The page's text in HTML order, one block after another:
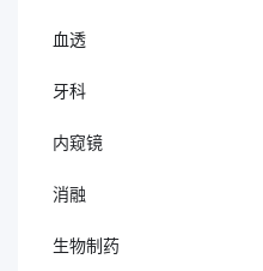
血透
牙科
内窥镜
消融
生物制药